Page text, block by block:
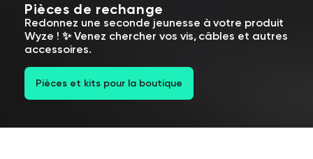
Pièces de rechange
Redonnez une seconde jeunesse à votre produit
Wyze ! ✨ Venez chercher vos vis, câbles et autres
accessoires.
Pièces et kits pour la boutique